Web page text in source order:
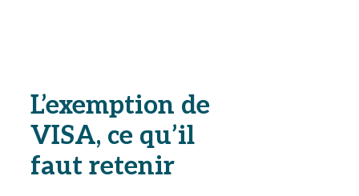
L’exemption de
VISA, ce qu’il
faut retenir